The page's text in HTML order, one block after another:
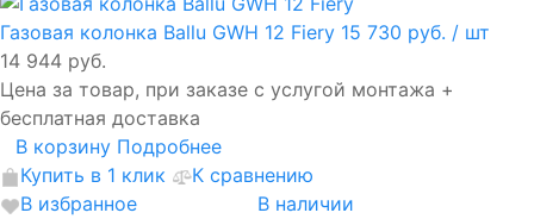
Газовая колонка Ballu GWH 12 Fiery 15 730 руб. / шт
14 944 руб.
Цена за товар, при заказе с услугой монтажа +
бесплатная доставка
В корзину Подробнее
Купить в 1 клик
К сравнению
В избранное
В наличии